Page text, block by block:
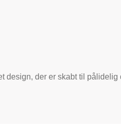
design, der er skabt til pålidelig